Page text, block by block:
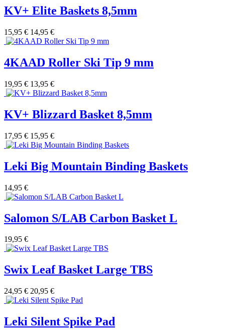
KV+ Elite Baskets 8,5mm
15,95 € 14,95 €
4KAAD Roller Ski Tip 9 mm
19,95 € 13,95 €
KV+ Blizzard Basket 8,5mm
17,95 € 15,95 €
Leki Big Mountain Binding Baskets
14,95 €
Salomon S/LAB Carbon Basket L
19,95 €
Swix Leaf Basket Large TBS
24,95 € 20,95 €
Leki Silent Spike Pad